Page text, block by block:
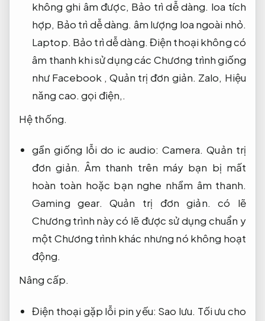
không ghi âm được, Bảo trì dễ dàng. loa tích
hợp, Bảo trì dễ dàng. âm lượng loa ngoài nhỏ.
Laptop. Bảo trì dễ dàng. Điện thoại không có
âm thanh khi sử dụng các Chương trình giống
như Facebook ,Quản trị đơn giản. Zalo, Hiệu
năng cao. gọi điện,.
Hệ thống.
gần giống lỗi do ic audio: Camera. Quản trị
đơn giản. Âm thanh trên máy bạn bị mất
hoàn toàn hoặc bạn nghe nhầm âm thanh.
Gaming gear.
Quản trị đơn giản. có lẽ
Chương trình này có lẽ được sử dụng chuẩn y
một Chương trình khác nhưng nó không hoạt
động.
Nâng cấp.
Điện thoại gặp lỗi pin yếu: Sao lưu. Tối ưu cho